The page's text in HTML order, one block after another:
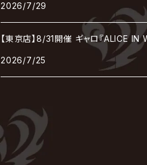
アンティック-珈琲店-
アンフィル
JILUKA
SHIN
deadman
DEVILOOF
D'ERLANGER
電脳ヒメカ
BULL ZEICHEN 88
BULL FIELD
BREAKERZ
BLAZE
The Brow Beat
MAMA.
まみれた / MAMIRETA
LSN / The LEGENDARY SIX NINE
2026/7/29
【東京店】8/31開催 ギャロ『ALICE
2026/7/25